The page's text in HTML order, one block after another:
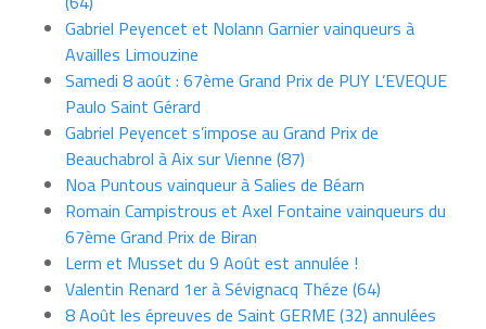
Gabriel Peyencet et Nolann Garnier vainqueurs à
Availles Limouzine
Samedi 8 août : 67ème Grand Prix de PUY L’EVEQUE
Paulo Saint Gérard
Gabriel Peyencet s’impose au Grand Prix de
Beauchabrol à Aix sur Vienne (87)
Noa Puntous vainqueur à Salies de Béarn
Romain Campistrous et Axel Fontaine vainqueurs du
67ème Grand Prix de Biran
Lerm et Musset du 9 Août est annulée !
Valentin Renard 1er à Sévignacq Théze (64)
8 Août les épreuves de Saint GERME (32) annulées